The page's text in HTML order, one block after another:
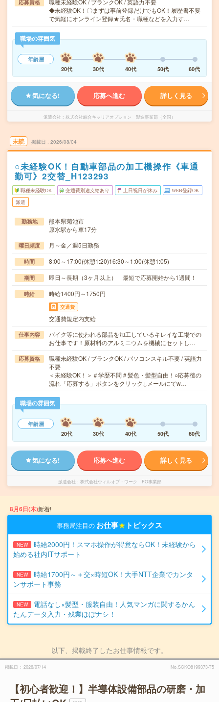
応募資格
職種未経験OK / ブランクOK / 英語力不要
◆未経験OK！〇まずは事前登録だけでもOK！履歴書不要
で気軽にオンライン登録★氏名・職種などを入力す…
職場の雰囲気
年齢層
20代
30代 40代 50代 60代
気になる! 応募へ進む 詳しく見る
派遣会社 株式会社綜合キャリアオプション 製造事業部（全国）
未読 掲載日 2026/08/04
○未経験OK！自動車部品の加工機操作《車通
勤可》2交替_H123293
職種未経験OK 交通費別途支給あり 土日祝日が休み WEB登録OK
派遣
勤務地
熊本県菊池市
原水駅から車17分
曜日頻度 月～金／週5日勤務
時間 8:00～17:00(休憩1:20)16:30～1:00(休憩1:05)
期間 即日～長期（3ヶ月以上） 最短で応募開始から1週間！
時給 時給1400円～1750円
交通費
交通費規定内支給
仕事内容
バイク等に使われる部品を加工しているキレイな工場での
お仕事です！原材料のアルミニウムを機械にセットし…
応募資格
職種未経験OK / ブランクOK / パソコンスキル不要 / 英語力
不要
＜未経験OK！＞＃学歴不問＃髪色・髪型自由！○応募後の
流れ「応募する」ボタンをクリック↓メールにてw…
職場の雰囲気
年齢層
20代
30代 40代 50代 60代
気になる! 応募へ進む 詳しく見る
派遣会社 株式会社ウィルオブ・ワーク FO事業部
8月6日(木)新着!
事務局注目の お仕事★ トピックス
NEW
時給2000円！スマホ操作が得意ならOK！未経験から
始める社内ITサポート
NEW
時給1700円～＋交×時短OK！大手NTT企業でカンタ
ンサポート事務
NEW
電話なし×髪型・服装自由！人気マンガに関するかん
たんデータ入力・残業ほぼナシ！
以下、掲載終了したお仕事情報です。
掲載日 2026/07/14 No.SCKO8199373-T5
【初心者歓迎！】半導体設備部品の研磨・加